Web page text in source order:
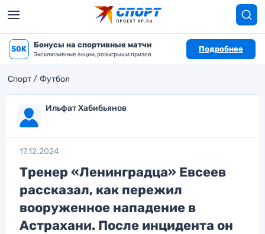
50K Бонусы на спортивные матчи
Эксклюзивные акции, розыгрыши призов
Подробнее
Спорт Футбол
Ильфат Хабибьянов
17.12.2024
Тренер «Ленинградца» Евсеев
рассказал, как пережил
вооруженное нападение в
Астрахани. После инцидента он